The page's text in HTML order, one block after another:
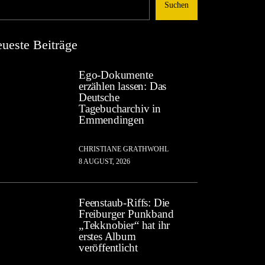
Suchen
Beiträge
Ego-Dokumente
erzählen lassen: Das
Deutsche
Tagebucharchiv in
Emmendingen
CHRISTIANE GRATHWOHL
8 AUGUST, 2026
Feenstaub-Riffs: Die
Freiburger Punkband
„Tekknobier“ hat ihr
erstes Album
veröffentlicht